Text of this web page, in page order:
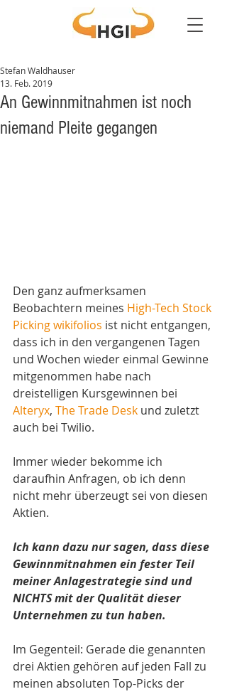
An Gewinnmitnahmen ist noch
niemand Pleite gegangen
Stefan Waldhauser
13. Feb. 2019
Den ganz aufmerksamen
Beobachtern meines High-Tech Stock
Picking wikifolios ist nicht entgangen,
dass ich in den vergangenen Tagen
und Wochen wieder einmal Gewinne
mitgenommen habe nach
dreistelligen Kursgewinnen bei
Alteryx, The Trade Desk und zuletzt
auch bei Twilio.
Immer wieder bekomme ich
daraufhin Anfragen, ob ich denn
nicht mehr überzeugt sei von diesen
Aktien.
Ich kann dazu nur sagen, dass diese
Gewinnmitnahmen ein fester Teil
meiner Anlagestrategie sind und
NICHTS mit der Qualität dieser
Unternehmen zu tun haben.
Im Gegenteil: Gerade die genannten
drei Aktien gehören auf jeden Fall zu
meinen absoluten Top-Picks der